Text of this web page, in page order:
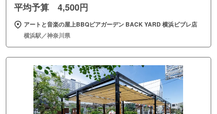
平均予算 4,500円
アートと音楽の屋上BBQビアガーデン BACK YARD 横浜ビブレ店
横浜駅／神奈川県